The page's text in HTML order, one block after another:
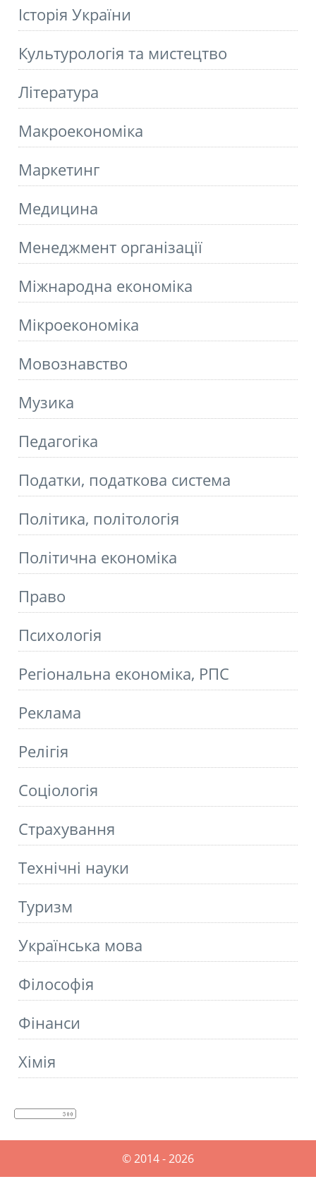
Історія України
Культурологія та мистецтво
Літературa
Макроекономіка
Маркетинг
Медицина
Менеджмент організації
Міжнародна економіка
Мікроекономіка
Мовознавство
Музика
Педагогіка
Податки, податкова система
Політика, політологія
Політична економіка
Право
Психологія
Регіональна економіка, РПС
Реклама
Релігія
Соціологія
Страхування
Технічні науки
Туризм
Українська мова
Філософія
Фінанси
Хімія
© 2014 - 2026